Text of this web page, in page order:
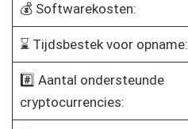
💰 Softwarekosten:
⌛ Tijdsbestek voor opname:
#️⃣ Aantal ondersteunde
cryptocurrencies: